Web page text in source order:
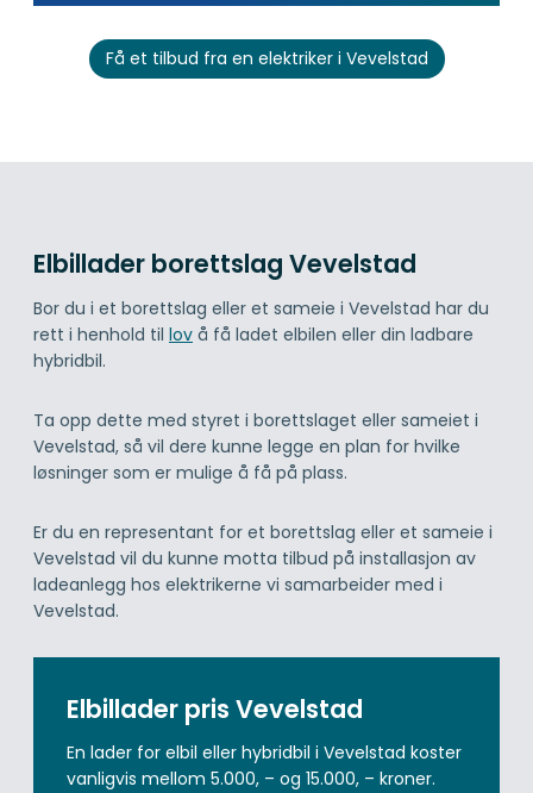
Få et tilbud fra en elektriker i Vevelstad
Elbillader borettslag Vevelstad
Bor du i et borettslag eller et sameie i Vevelstad har du
rett i henhold til lov å få ladet elbilen eller din ladbare
hybridbil.
Ta opp dette med styret i borettslaget eller sameiet i
Vevelstad, så vil dere kunne legge en plan for hvilke
løsninger som er mulige å få på plass.
Er du en representant for et borettslag eller et sameie i
Vevelstad vil du kunne motta tilbud på installasjon av
ladeanlegg hos elektrikerne vi samarbeider med i
Vevelstad.
Elbillader pris Vevelstad
En lader for elbil eller hybridbil i Vevelstad koster
vanligvis mellom 5.000, – og 15.000, – kroner.